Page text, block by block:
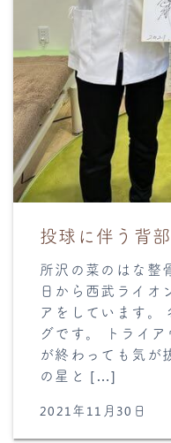
投球に伴う背
所沢の菜のはな整
日から西武ライオ
アをしています。
グです。 トライ
が終わっても気
の星と […]
2021年11月30日